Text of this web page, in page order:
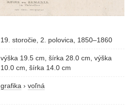
19. storočie, 2. polovica, 1850–1860
výška 19.5 cm, šírka 28.0 cm, výška
10.0 cm, šírka 14.0 cm
grafika › voľná